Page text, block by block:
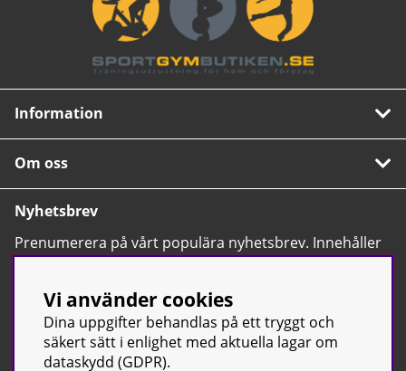
Information
Om oss
Nyhetsbrev
Prenumerera på vårt populära nyhetsbrev. Innehåller
tips, nyheter och våra allra bästa erbjudanden.
Vi använder cookies
Dina uppgifter behandlas på ett tryggt och
säkert sätt i enlighet med aktuella lagar om
dataskydd (GDPR).